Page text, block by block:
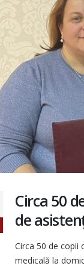
Circa 50
de
Circa 50 de copii
medicală la
Raport
Periodice
20 iulie 2026
mai–iunie
30 iunie 2026
parteneriat
și societatea
25 iunie 2026